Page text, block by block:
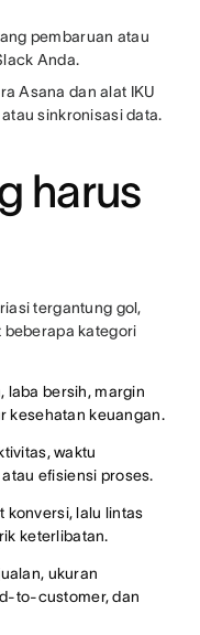
pembaruan atau
Anda.
Asana dan alat IKU
sinkronisasi data.
harus
tergantung gol,
beberapa kategori
laba bersih, margin
kesehatan keuangan.
waktu
efisiensi proses.
konversi, lalu lintas
keterlibatan.
ukuran
to-customer, dan